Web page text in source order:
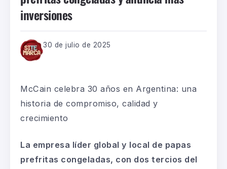
inversiones
30 de julio de 2025
McCain celebra 30 años en Argentina: una
historia de compromiso, calidad y
crecimiento
La empresa líder global y local de papas
prefritas congeladas, con dos tercios del